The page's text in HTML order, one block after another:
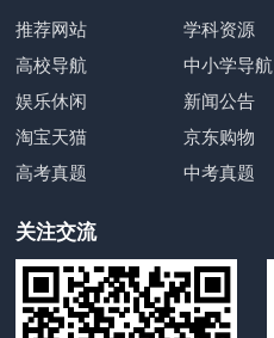
推荐网站 学科资源
高校导航
中小学导航
娱乐休闲
新闻公告
淘宝天猫
京东购物
高考真题
中考真题
关注交流